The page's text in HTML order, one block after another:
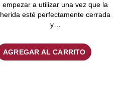
empezar a utilizar una vez que la
herida esté perfectamente cerrada
y…
AGREGAR AL CARRITO